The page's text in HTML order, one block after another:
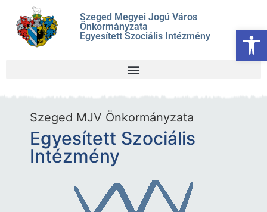
Szeged Megyei Jogú Város
Önkormányzata
Egyesített Szociális Intézmény
Szeged MJV Önkormányzata
Egyesített Szociális
Intézmény